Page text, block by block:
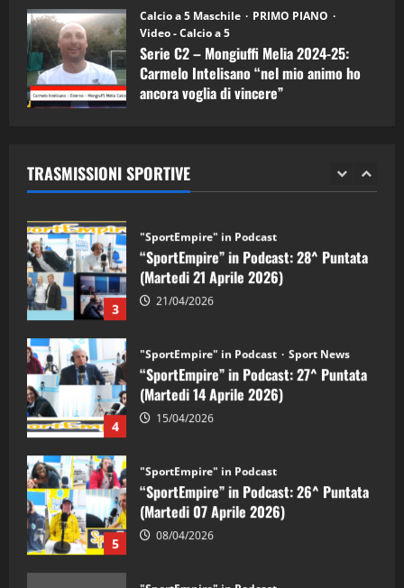
Calcio a 5 Maschile
PRIMO PIANO
Video - Calcio a 5
Serie C2 – Mongiuffi Melia 2024-25:
Carmelo Intelisano “nel mio animo ho
ancora voglia di vincere”
TRASMISSIONI SPORTIVE
1
“SportEmpire” in Podcast: 30^ Puntata
(Martedi 05 Maggio 2026)
08/05/2026
2 28/04/2026
3
“SportEmpire” in Podcast: 28^ Puntata
(Martedi 21 Aprile 2026)
4
“SportEmpire” in Podcast: 27^ Puntata
(Martedi 14 Aprile 2026)
5
“SportEmpire” in Podcast: 26^ Puntata
(Martedi 07 Aprile 2026)